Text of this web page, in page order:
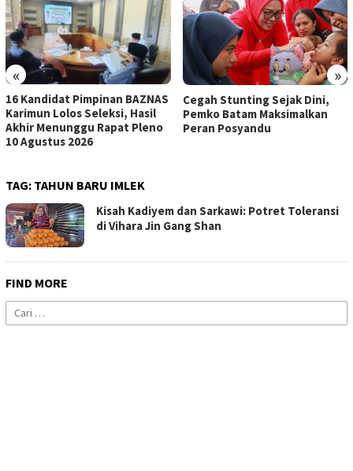
« »
16 Kandidat Pimpinan BAZNAS
Karimun Lolos Seleksi, Hasil
Akhir Menunggu Rapat Pleno
10 Agustus 2026
Cegah Stunting Sejak Dini,
Pemko Batam Maksimalkan
Peran Posyandu
TAG: TAHUN BARU IMLEK
Kisah Kadiyem dan Sarkawi: Potret Toleransi
di Vihara Jin Gang Shan
FIND MORE
Cari
untuk: